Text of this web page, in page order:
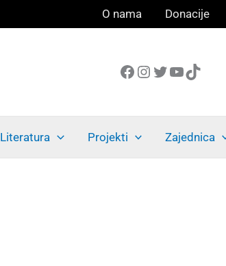
O nama Donacije
Facebook
Instagram
Twitter
YouTube
TikTok
Literatura Projekti Zajednica